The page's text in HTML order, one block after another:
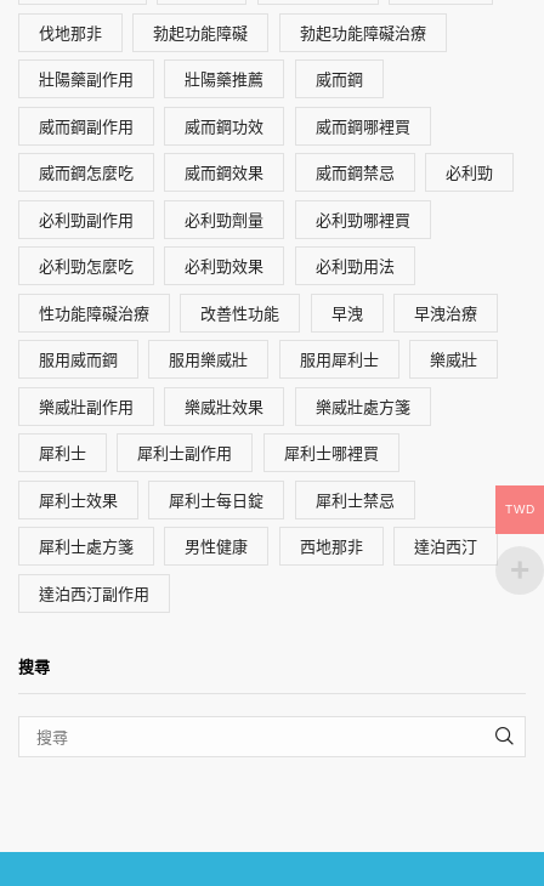
伐地那非 勃起功能障礙 勃起功能障礙治療
壯陽藥副作用 壯陽藥推薦 威而鋼
威而鋼副作用 威而鋼功效 威而鋼哪裡買
威而鋼怎麼吃 威而鋼效果 威而鋼禁忌 必利勁
必利勁副作用 必利勁劑量 必利勁哪裡買
必利勁怎麼吃 必利勁效果 必利勁用法
性功能障礙治療 改善性功能 早洩 早洩治療
服用威而鋼 服用樂威壯 服用犀利士 樂威壯
樂威壯副作用 樂威壯效果 樂威壯處方箋
犀利士 犀利士副作用 犀利士哪裡買
犀利士效果 犀利士每日錠 犀利士禁忌
犀利士處方箋 男性健康 西地那非 達泊西汀
達泊西汀副作用
搜尋
TWD